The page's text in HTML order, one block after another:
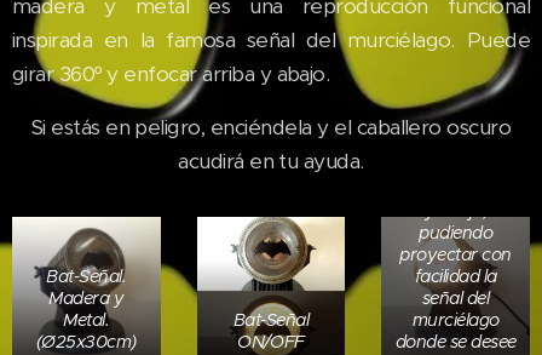
madera y metal es una reproducción funcional
inspirada en la famosa señal del murciélago. Puede
girar 360º y enfocar arriba y abajo.
Si estás en peligro, enciéndela y el caballero oscuro
acudirá en tu ayuda.
Bat-Señal.
Madera y
Metal.
(Ø25x30cm)
Bat-Señal
ON/OFF
Gracias al eje
vertical sobre el
que se sostiene,
puede girar
360º. El eje
pudiendo
proyectar con
facilidad la
señal del
murciélago
donde se desee